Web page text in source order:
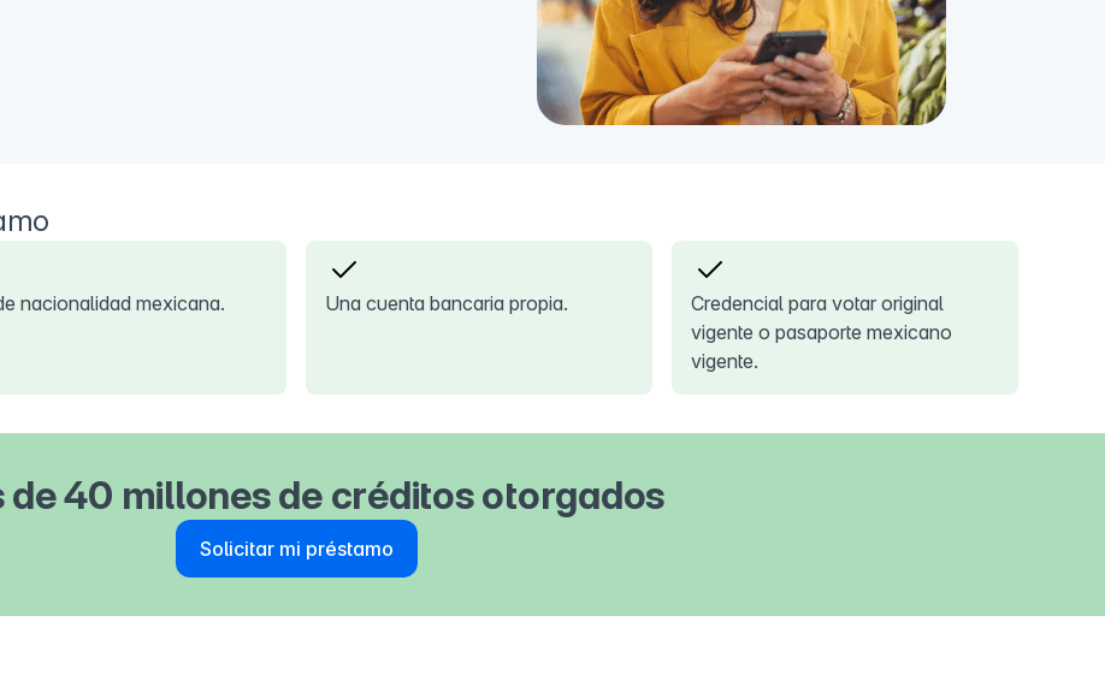
nacionalidad mexicana. Una cuenta bancaria propia.
Credencial para votar original
vigente o pasaporte mexicano
vigente.
de 40 millones de créditos otorgados
Solicitar mi préstamo